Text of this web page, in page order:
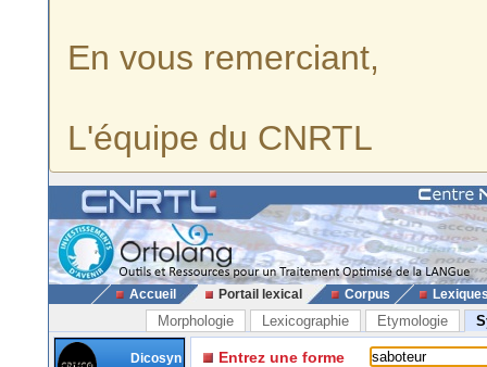
En vous remerciant,
L'équipe du CNRTL
Accueil Portail lexical Corpus
Morphologie Lexicographie Etymologie
Dicosyn
Entrez une forme